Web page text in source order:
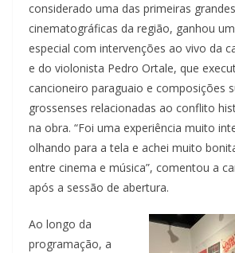
considerado uma das primeiras
cinematográficas da região, ganhou
especial com intervenções ao vivo da
e do violonista Pedro Ortale, que
cancioneiro paraguaio e composições
grossenses relacionadas ao conflito
na obra. “Foi uma experiência muito
olhando para a tela e achei muito
entre cinema e música”, comentou a
após a sessão de abertura.
Ao longo da
programação, a